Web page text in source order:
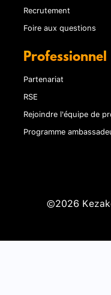
Recrutement
Foire aux questions
Professionnel
Partenariat
RSE
Rejoindre l'équipe de
Programme
©2026